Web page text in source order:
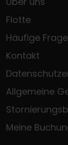
Flotte
Häufige
Kontakt
Allgemeine
Meine